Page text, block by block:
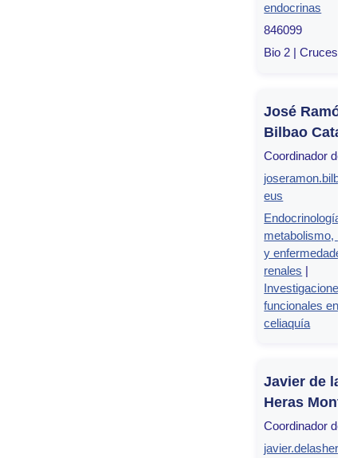
endocrinas
846099
Bio 2 | Cruces,
José Ramón
Bilbao Catalá
Coordinador del
eus
Endocrinología,
metabolismo,
y enfermedades
renales |
Investigaciones
funcionales en la
celiaquía
Javier de las
Heras
Coordinador del